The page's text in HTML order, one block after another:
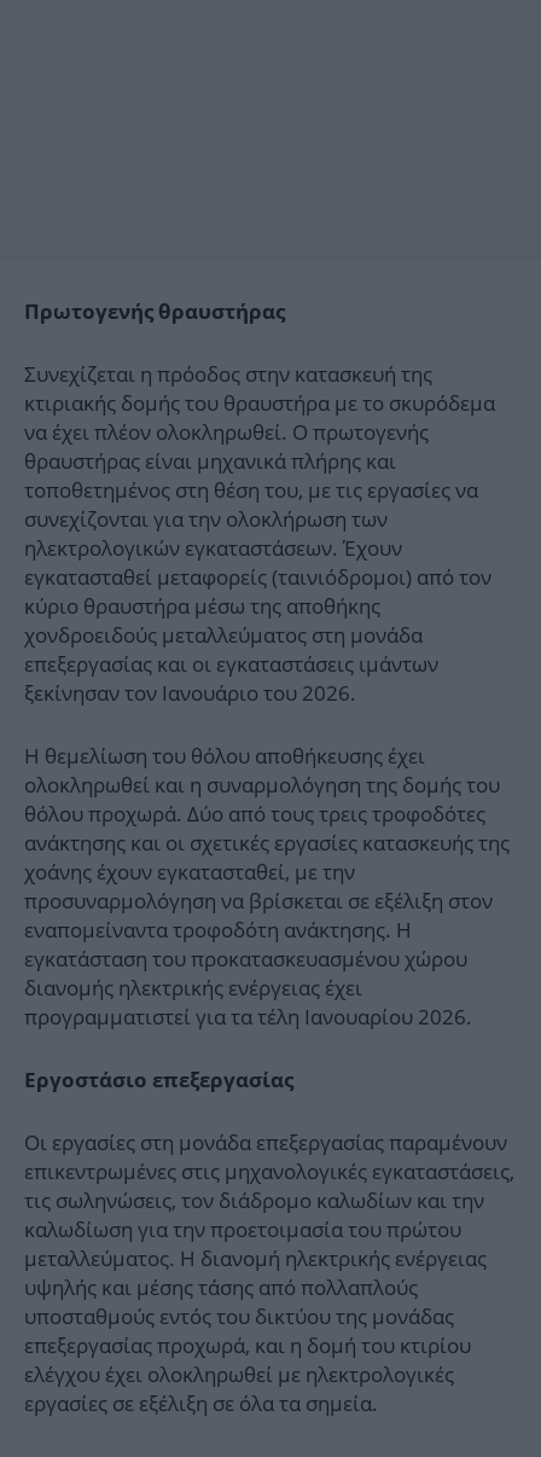
Πρωτογενής θραυστήρας
Συνεχίζεται η πρόοδος στην κατασκευή της
κτιριακής δομής του θραυστήρα με το σκυρόδεμα
να έχει πλέον ολοκληρωθεί. Ο πρωτογενής
θραυστήρας είναι μηχανικά πλήρης και
τοποθετημένος στη θέση του, με τις εργασίες να
συνεχίζονται για την ολοκλήρωση των
ηλεκτρολογικών εγκαταστάσεων. Έχουν
εγκατασταθεί μεταφορείς (ταινιόδρομοι) από τον
κύριο θραυστήρα μέσω της αποθήκης
χονδροειδούς μεταλλεύματος στη μονάδα
επεξεργασίας και οι εγκαταστάσεις ιμάντων
ξεκίνησαν τον Ιανουάριο του 2026.
Η θεμελίωση του θόλου αποθήκευσης έχει
ολοκληρωθεί και η συναρμολόγηση της δομής του
θόλου προχωρά. Δύο από τους τρεις τροφοδότες
ανάκτησης και οι σχετικές εργασίες κατασκευής της
χοάνης έχουν εγκατασταθεί, με την
προσυναρμολόγηση να βρίσκεται σε εξέλιξη στον
εναπομείναντα τροφοδότη ανάκτησης. Η
εγκατάσταση του προκατασκευασμένου χώρου
διανομής ηλεκτρικής ενέργειας έχει
προγραμματιστεί για τα τέλη Ιανουαρίου 2026.
Εργοστάσιο επεξεργασίας
Οι εργασίες στη μονάδα επεξεργασίας παραμένουν
επικεντρωμένες στις μηχανολογικές εγκαταστάσεις,
τις σωληνώσεις, τον διάδρομο καλωδίων και την
καλωδίωση για την προετοιμασία του πρώτου
μεταλλεύματος. Η διανομή ηλεκτρικής ενέργειας
υψηλής και μέσης τάσης από πολλαπλούς
υποσταθμούς εντός του δικτύου της μονάδας
επεξεργασίας προχωρά, και η δομή του κτιρίου
ελέγχου έχει ολοκληρωθεί με ηλεκτρολογικές
εργασίες σε εξέλιξη σε όλα τα σημεία.